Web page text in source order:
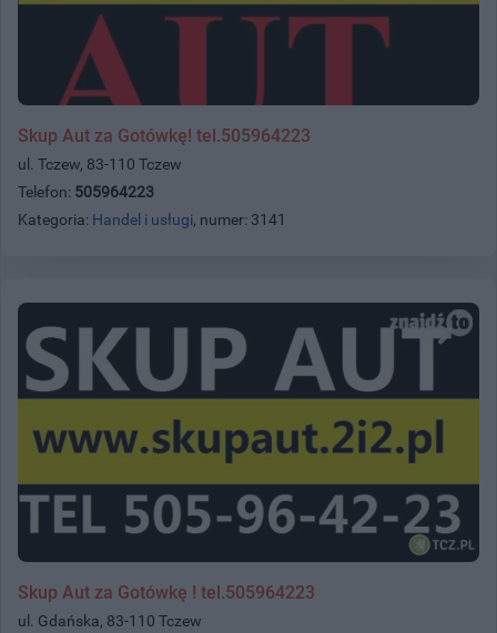
Skup Aut za Gotówkę! tel.505964223
ul. Tczew, 83-110 Tczew
Telefon: 505964223
Kategoria: Handel i usługi, numer: 3141
Skup Aut za Gotówkę ! tel.505964223
ul. Gdańska, 83-110 Tczew